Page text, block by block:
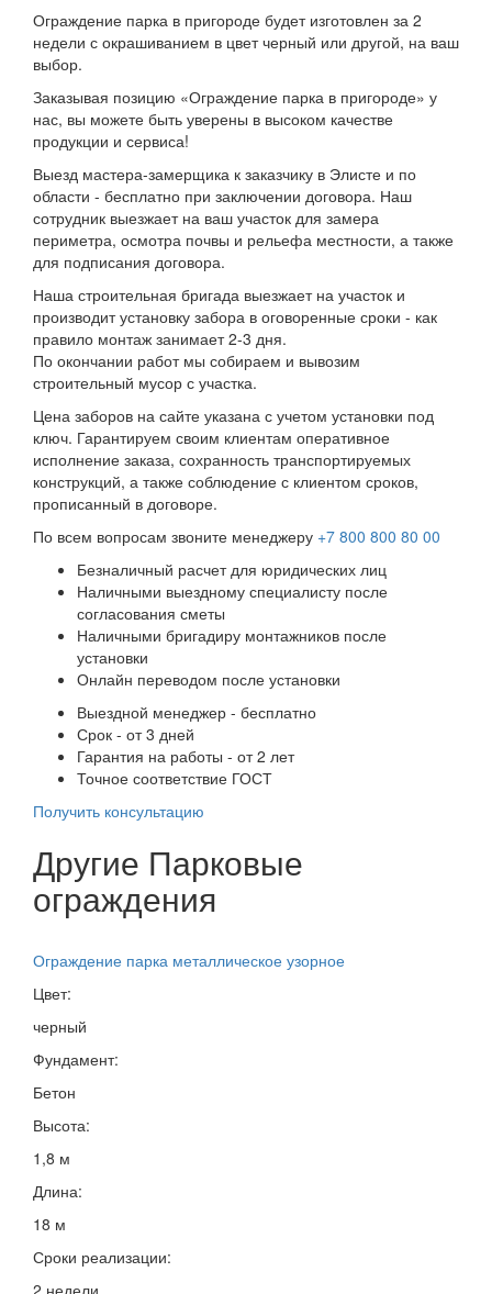
Ограждение парка в пригороде будет изготовлен за 2
недели с окрашиванием в цвет черный или другой, на ваш
выбор.
Заказывая позицию «Ограждение парка в пригороде» у
нас, вы можете быть уверены в высоком качестве
продукции и сервиса!
Выезд мастера-замерщика к заказчику в Элисте и по
области - бесплатно при заключении договора. Наш
сотрудник выезжает на ваш участок для замера
периметра, осмотра почвы и рельефа местности, а также
для подписания договора.
Наша строительная бригада выезжает на участок и
производит установку забора в оговоренные сроки - как
правило монтаж занимает 2-3 дня.
По окончании работ мы собираем и вывозим
строительный мусор с участка.
Цена заборов на сайте указана с учетом установки под
ключ. Гарантируем своим клиентам оперативное
исполнение заказа, сохранность транспортируемых
конструкций, а также соблюдение с клиентом сроков,
прописанный в договоре.
По всем вопросам звоните менеджеру +7 800 800 80 00
Безналичный расчет для юридических лиц
Наличными выездному специалисту после
согласования сметы
Наличными бригадиру монтажников после
установки
Онлайн переводом после установки
Выездной менеджер - бесплатно
Срок - от 3 дней
Гарантия на работы - от 2 лет
Точное соответствие ГОСТ
Получить консультацию
Другие Парковые
ограждения
Ограждение парка металлическое узорное
Цвет:
черный
Фундамент:
Бетон
Высота:
1,8 м
Длина:
18 м
Сроки реализации: